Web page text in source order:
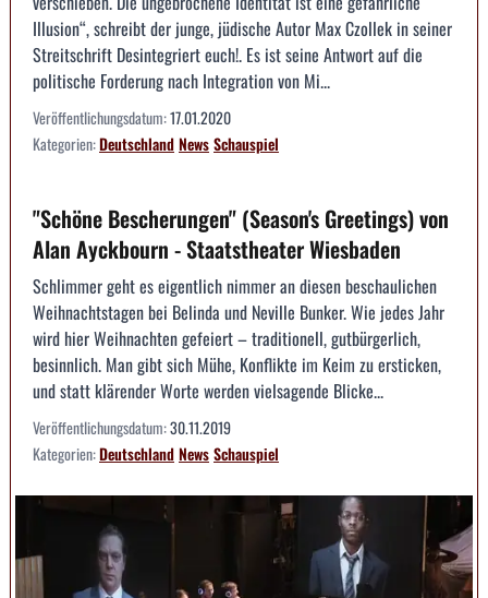
Illusion“, schreibt der junge, jüdische Autor Max Czollek in seiner
Streitschrift Desintegriert euch!. Es ist seine Antwort auf die
politische Forderung nach Integration von Mi...
Veröffentlichungsdatum:17.01.2020
Kategorien:DeutschlandNewsSchauspiel
"Schöne Bescherungen" (Season's Greetings) von
Alan Ayckbourn - Staatstheater Wiesbaden
Schlimmer geht es eigentlich nimmer an diesen beschaulichen
Weihnachtstagen bei Belinda und Neville Bunker. Wie jedes Jahr
wird hier Weihnachten gefeiert – traditionell, gutbürgerlich,
besinnlich. Man gibt sich Mühe, Konflikte im Keim zu ersticken,
und statt klärender Worte werden vielsagende Blicke...
Veröffentlichungsdatum:30.11.2019
Kategorien:DeutschlandNewsSchauspiel